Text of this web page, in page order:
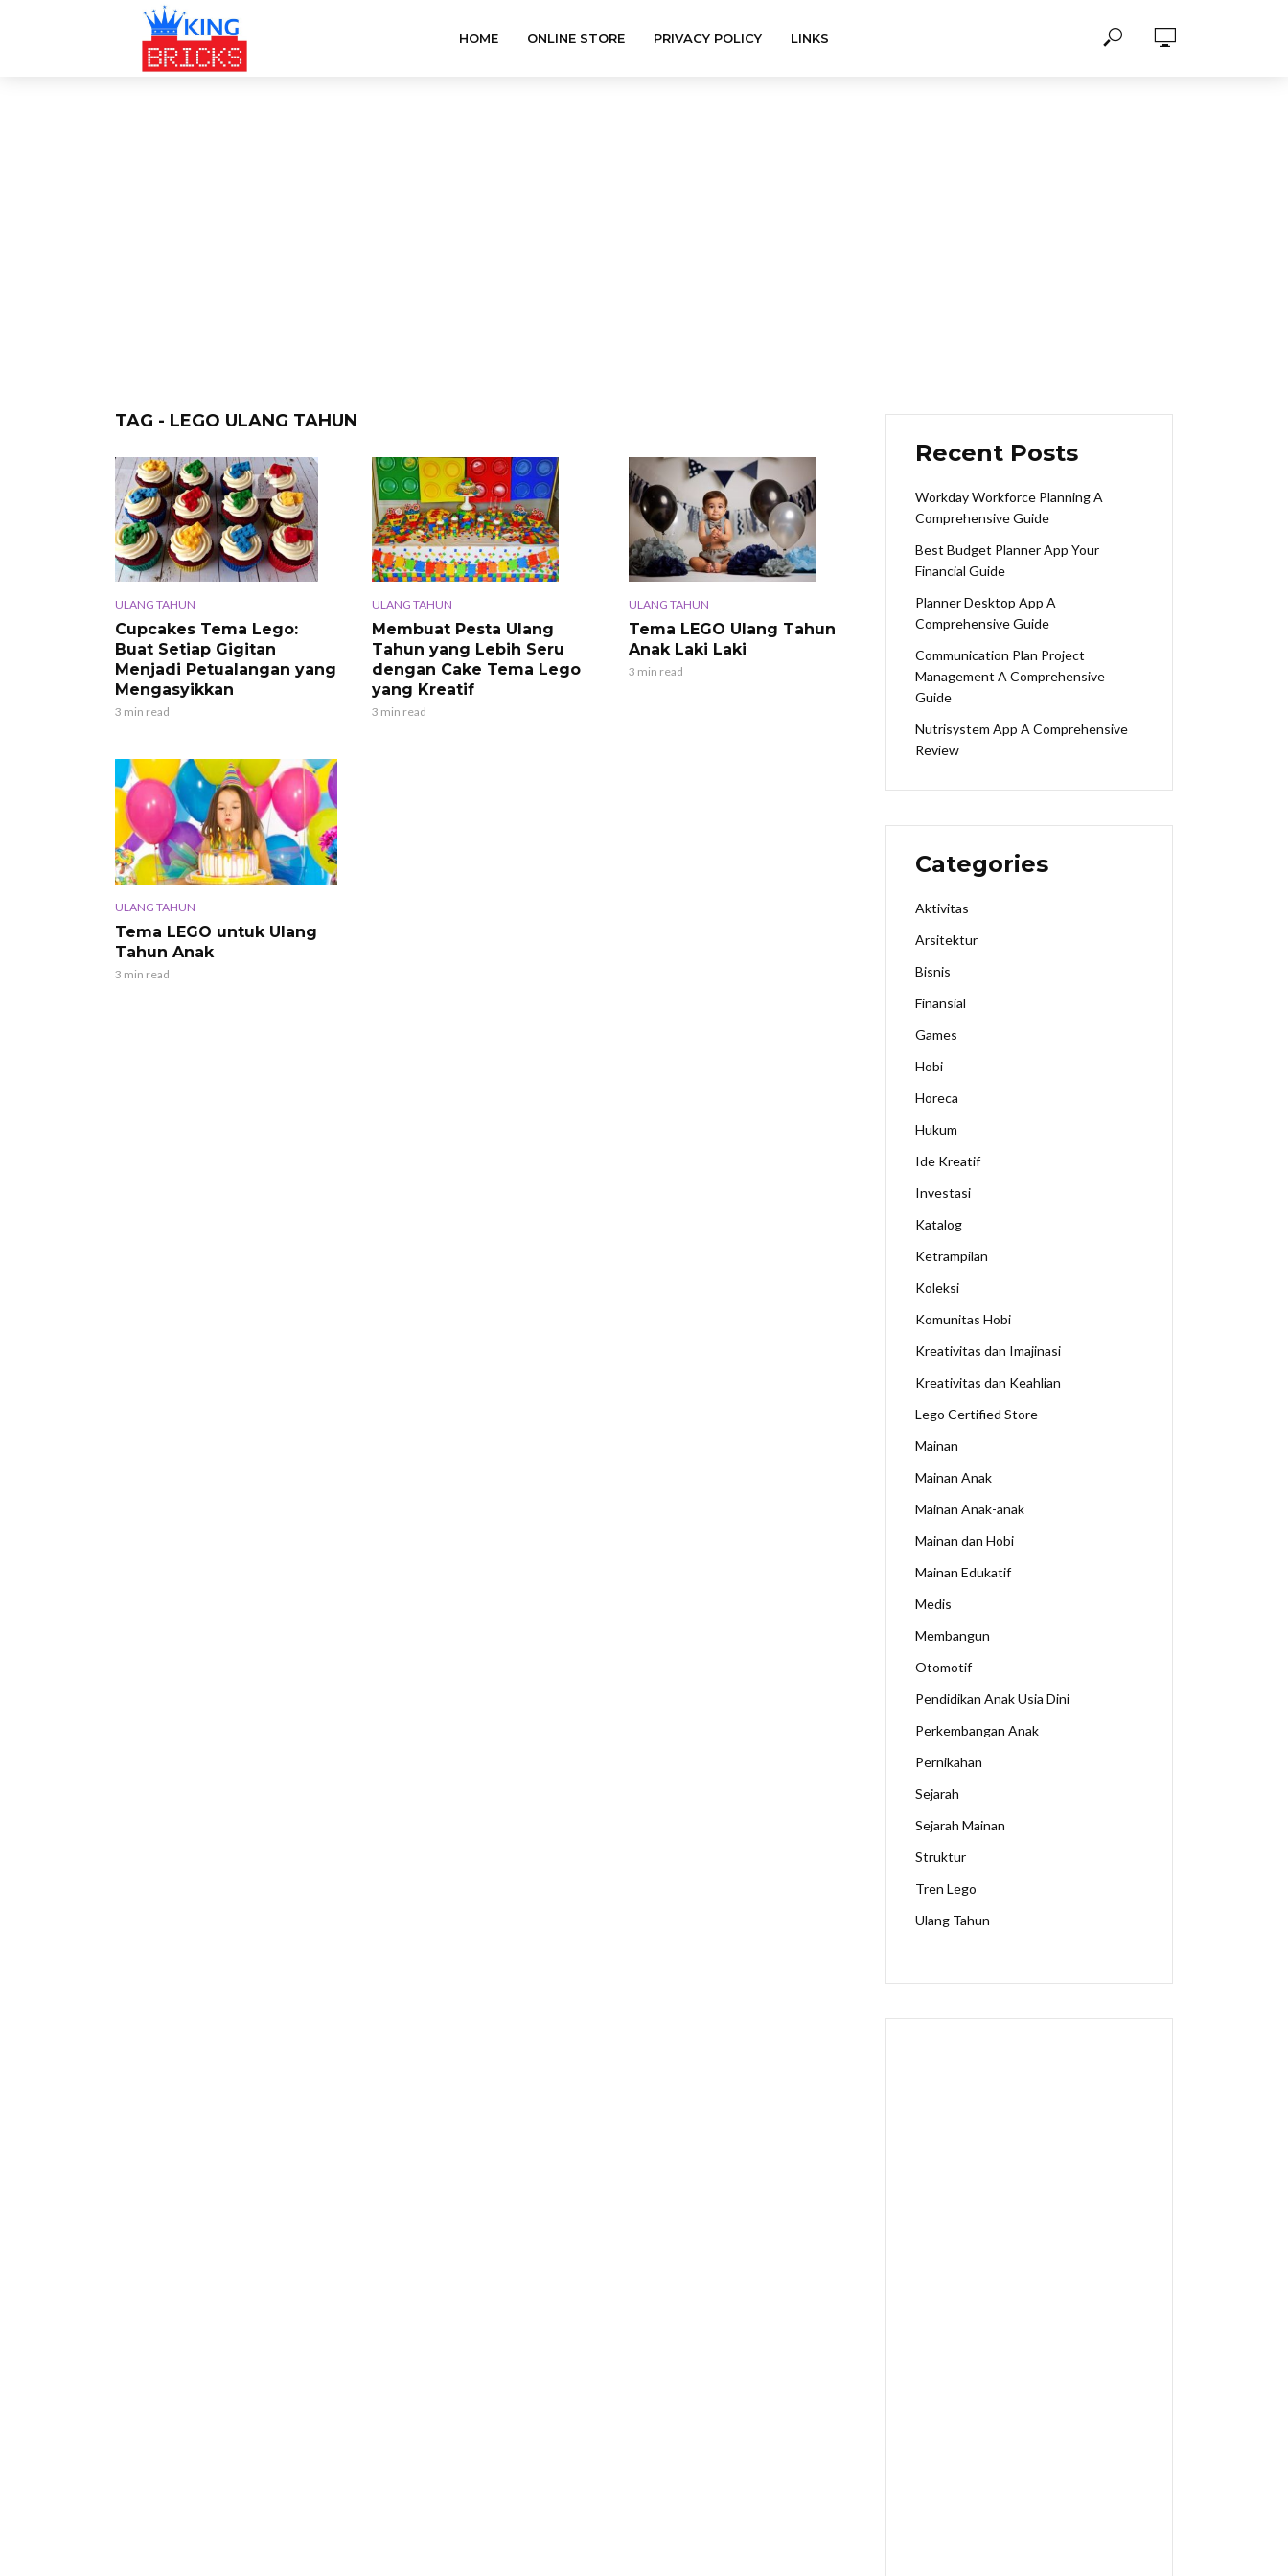
HOME ONLINE STORE PRIVACY POLICY LINKS
TAG - LEGO ULANG TAHUN
ULANG TAHUN
Cupcakes Tema Lego:
Buat Setiap Gigitan
Menjadi Petualangan yang
Mengasyikkan
3 min read
ULANG TAHUN
Membuat Pesta Ulang
Tahun yang Lebih Seru
dengan Cake Tema Lego
yang Kreatif
3 min read
ULANG TAHUN
Tema LEGO Ulang Tahun
Anak Laki Laki
3 min read
ULANG TAHUN
Tema LEGO untuk Ulang
Tahun Anak
3 min read
Recent Posts
Workday Workforce Planning A
Comprehensive Guide
Best Budget Planner App Your
Financial Guide
Planner Desktop App A
Comprehensive Guide
Communication Plan Project
Management A Comprehensive
Guide
Nutrisystem App A Comprehensive
Review
Categories
Aktivitas
Arsitektur
Bisnis
Finansial
Games
Hobi
Horeca
Hukum
Ide Kreatif
Investasi
Katalog
Ketrampilan
Koleksi
Komunitas Hobi
Kreativitas dan Imajinasi
Kreativitas dan Keahlian
Lego Certified Store
Mainan
Mainan Anak
Mainan Anak-anak
Mainan dan Hobi
Mainan Edukatif
Medis
Membangun
Otomotif
Pendidikan Anak Usia Dini
Perkembangan Anak
Pernikahan
Sejarah
Sejarah Mainan
Struktur
Tren Lego
Ulang Tahun